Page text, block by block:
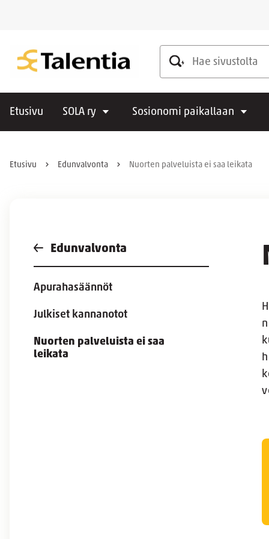
Hae sivustolta
Etusivu SOLA ry Sosionomi paikallaan
Etusivu Edunvalvonta Nuorten palveluista ei saa leikata
Edunvalvonta
Apurahasäännöt
Julkiset kannanotot
Nuorten palveluista ei saa
leikata